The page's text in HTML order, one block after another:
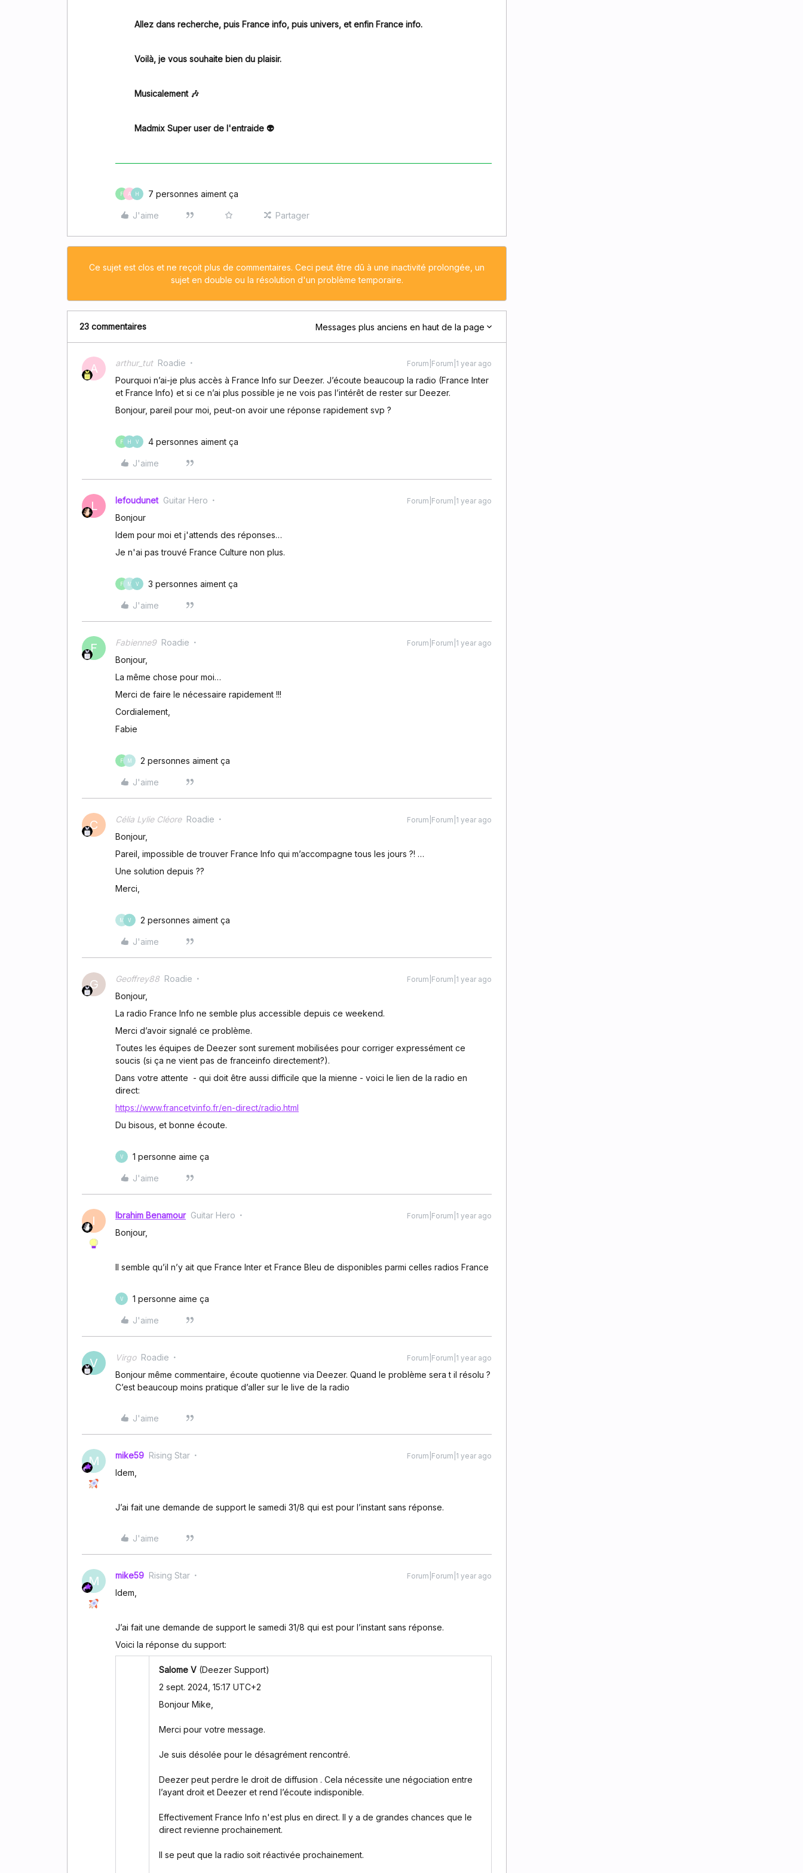
Allez dans recherche, puis France info, puis univers, et enfin France info.
Voilà, je vous souhaite bien du plaisir.
Musicalement 🎶
Madmix Super user de l'entraide 👽
F A H 7 personnes aiment ça
J'aime Partager
Ce sujet est clos et ne reçoit plus de commentaires. Ceci peut être dû à une inactivité prolongée, un
sujet en double ou la résolution d'un problème temporaire.
23 commentaires Messages plus anciens en haut de la page
A arthur_tut Roadie Forum|Forum|1 year ago
Pourquoi n’ai-je plus accès à France Info sur Deezer. J’écoute beaucoup la radio (France Inter
et France Info) et si ce n’ai plus possible je ne vois pas l’intérêt de rester sur Deezer.
Bonjour, pareil pour moi, peut-on avoir une réponse rapidement svp ?
F H V 4 personnes aiment ça
J'aime
L lefoudunet Guitar Hero Forum|Forum|1 year ago
Bonjour
Idem pour moi et j'attends des réponses…
Je n'ai pas trouvé France Culture non plus.
F M V 3 personnes aiment ça
J'aime
F Fabienne9 Roadie Forum|Forum|1 year ago
Bonjour,
La même chose pour moi…
Merci de faire le nécessaire rapidement !!!
Cordialement,
Fabie
F M 2 personnes aiment ça
J'aime
C Célia Lylie Cléore Roadie Forum|Forum|1 year ago
Bonjour,
Pareil, impossible de trouver France Info qui m’accompagne tous les jours ?! …
Une solution depuis ??
Merci,
M V 2 personnes aiment ça
J'aime
G Geoffrey88 Roadie Forum|Forum|1 year ago
Bonjour,
La radio France Info ne semble plus accessible depuis ce weekend.
Merci d’avoir signalé ce problème.
Toutes les équipes de Deezer sont surement mobilisées pour corriger expressément ce
soucis (si ça ne vient pas de franceinfo directement?).
Dans votre attente - qui doit être aussi difficile que la mienne - voici le lien de la radio en
direct:
https://www.francetvinfo.fr/en-direct/radio.html
Du bisous, et bonne écoute.
V 1 personne aime ça
J'aime
I Ibrahim Benamour Guitar Hero Forum|Forum|1 year ago
Bonjour,
Il semble qu’il n’y ait que France Inter et France Bleu de disponibles parmi celles radios France
V 1 personne aime ça
J'aime
V Virgo Roadie Forum|Forum|1 year ago
Bonjour même commentaire, écoute quotienne via Deezer. Quand le problème sera t il résolu ?
C’est beaucoup moins pratique d’aller sur le live de la radio
J'aime
M mike59 Rising Star Forum|Forum|1 year ago
Idem,
J’ai fait une demande de support le samedi 31/8 qui est pour l’instant sans réponse.
J'aime
M mike59 Rising Star Forum|Forum|1 year ago
Idem,
J’ai fait une demande de support le samedi 31/8 qui est pour l’instant sans réponse.
Voici la réponse du support:
Salome V (Deezer Support)
2 sept. 2024, 15:17 UTC+2
Bonjour Mike,
Merci pour votre message.
Je suis désolée pour le désagrément rencontré.
Deezer peut perdre le droit de diffusion . Cela nécessite une négociation entre
l’ayant droit et Deezer et rend l’écoute indisponible.
Effectivement France Info n'est plus en direct. Il y a de grandes chances que le
direct revienne prochainement.
Il se peut que la radio soit réactivée prochainement.